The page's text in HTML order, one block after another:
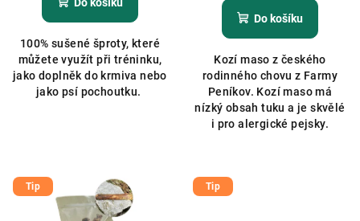
z
5
hvězdiček.
100% sušené šproty, které
můžete využít při tréninku,
jako doplněk do krmiva nebo
jako psí pochoutku.
produktu
z
5
hvězdiček.
Do košíku
Kozí maso z českého
rodinného chovu z Farmy
Peníkov. Kozí maso má
nízký obsah tuku a je skvělé
i pro alergické pejsky.
Tip Tip